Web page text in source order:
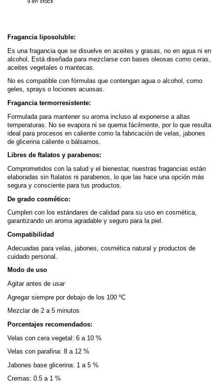
Fragancia liposoluble:
Es una fragancia que se disuelve en aceites y grasas, no en agua ni en
alcohol. Está diseñada para mezclarse con bases oleosas como ceras,
aceites vegetales o mantecas.
No es compatible con fórmulas que contengan agua o alcohol, como
geles, sprays o lociones acuosas.
Fragancia termorresistente:
Formulada para mantener su aroma incluso al exponerse a altas
temperaturas. No se evapora ni se quema fácilmente, por lo que resulta
ideal para procesos en caliente como la fabricación de velas, jabones
de glicerina caliente o bálsamos.
Libres de ftalatos y parabenos:
Comprometidos con la salud y el bienestar, nuestras fragancias están
elaboradas sin ftalatos ni parabenos, lo que las hace una opción más
segura y consciente para tus productos.
De grado cosmético:
Cumplen con los estándares de calidad para su uso en cosmética,
garantizando un aroma agradable y seguro para la piel.
Compatibilidad
Adecuadas para velas, jabones, cosmética natural y productos de
cuidado personal.
Modo de uso
Agitar antes de usar
Agregar siempre por debajo de los 100 ºC
Mezclar de 2 a 5 minutos
Porcentajes recomendados:
Velas con cera vegetal: 6 a 10 %
Velas con parafina: 8 a 12 %
Jabones base glicerina: 1 a 5 %
Cremas: 0.5 a 1 %